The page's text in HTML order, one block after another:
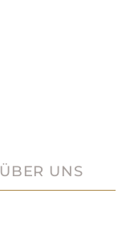
ÜBER UNS